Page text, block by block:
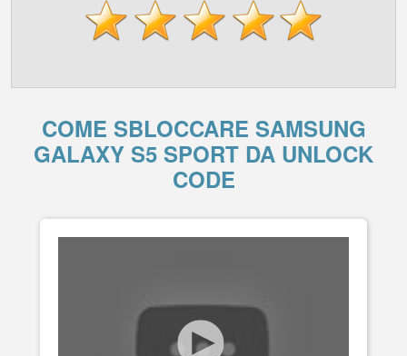
COME SBLOCCARE SAMSUNG
GALAXY S5 SPORT DA UNLOCK
CODE